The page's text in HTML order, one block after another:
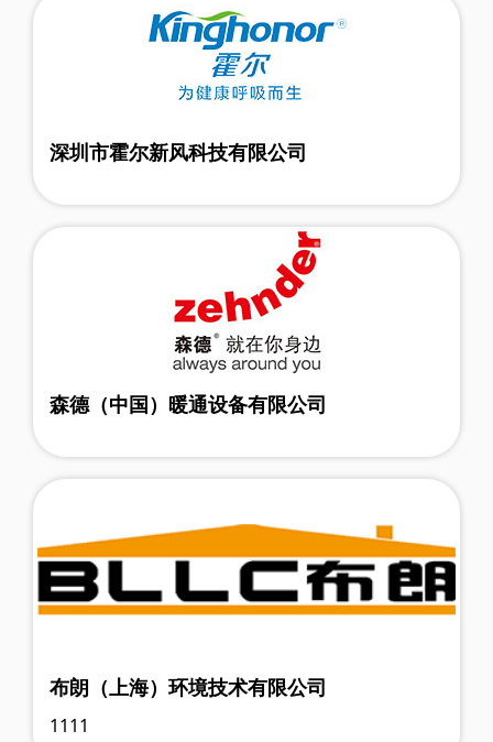
深圳市霍尔新风科技有限公司
森德（中国）暖通设备有限公司
布朗（上海）环境技术有限公司
1111